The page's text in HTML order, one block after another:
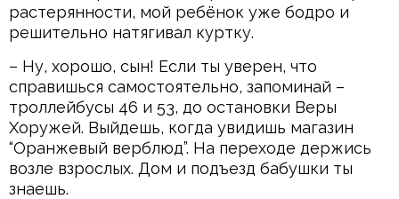
растерянности, мой ребёнок уже бодро и
решительно натягивал куртку.
– Ну, хорошо, сын! Если ты уверен, что
справишься самостоятельно, запоминай –
троллейбусы 46 и 53, до остановки Веры
Хоружей. Выйдешь, когда увидишь магазин
“Оранжевый верблюд”. На переходе держись
возле взрослых. Дом и подъезд бабушки ты
знаешь.